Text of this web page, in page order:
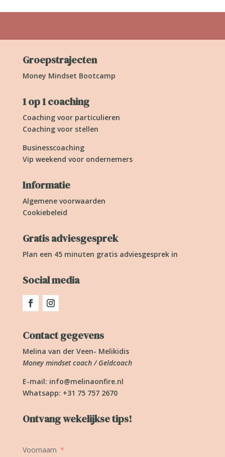
Groepstrajecten
Money Mindset Bootcamp
1 op 1 coaching
Coaching voor particulieren
Coaching voor stellen
Businesscoaching
Vip weekend voor ondernemers
Informatie
Algemene voorwaarden
Cookiebeleid
Gratis adviesgesprek
Plan een 45 minuten gratis adviesgesprek in
Social media
Contact gegevens
Melina van der Veen- Melikidis
Money mindset coach / Geldcoach
E-mail: info@melinaonfire.nl
Whatsapp: +31 75 757 2670
Ontvang wekelijkse tips!
Voornaam